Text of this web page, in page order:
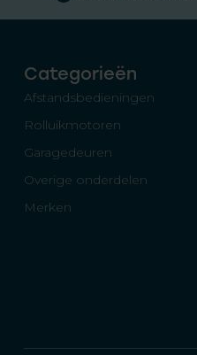
Categorieën
Afstandsbedieningen
Rolluikmotoren
Garagedeuren
Overige onderdelen
Merken